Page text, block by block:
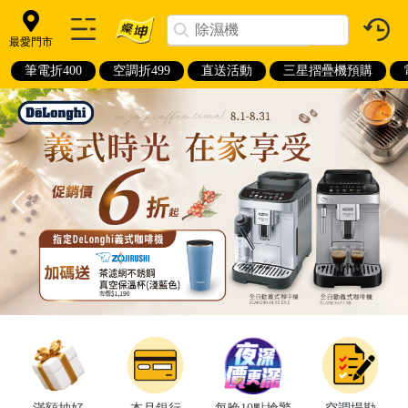
最愛門市
筆電折400 空調折499 直送活動 三星摺疊機預購